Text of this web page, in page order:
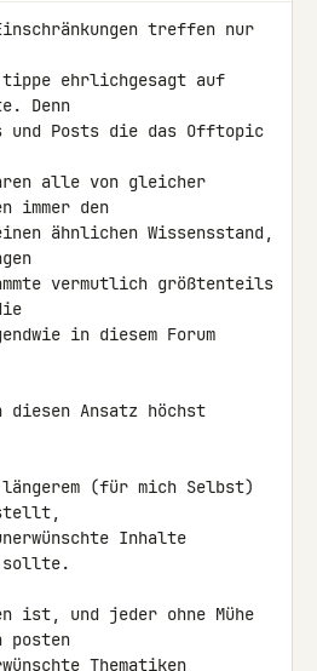
treffen nur
ehrlichgesagt auf
Denn
und Posts die das Offtopic
alle von gleicher
immer den
ähnlichen Wissensstand,
vermutlich größtenteils
in diesem Forum
Ansatz höchst
(für mich Selbst)
Inhalte
sollte.
ist, und jeder ohne Mühe
posten
Thematiken